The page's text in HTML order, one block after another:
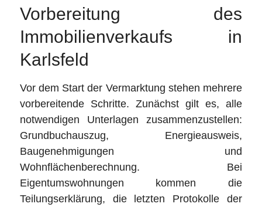
Vorbereitung des
Immobilienverkaufs in
Karlsfeld
Vor dem Start der Vermarktung stehen mehrere
vorbereitende Schritte. Zunächst gilt es, alle
notwendigen Unterlagen zusammenzustellen:
Grundbuchauszug, Energieausweis,
Baugenehmigungen und
Wohnflächenberechnung. Bei
Eigentumswohnungen kommen die
Teilungserklärung, die letzten Protokolle der